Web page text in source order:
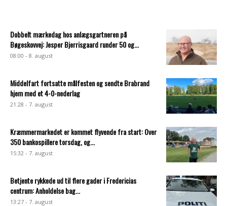
Dobbelt mærkedag hos anlægsgartneren på
Bøgeskovvej: Jesper Bjerrisgaard runder 50 og...
08:00 - 8. august
Middelfart fortsatte målfesten og sendte Brabrand
hjem med et 4-0-nederlag
21:28 - 7. august
Kræmmermarkedet er kommet flyvende fra start: Over
350 bankospillere torsdag, og...
15:32 - 7. august
Betjente rykkede ud til flere gader i Fredericias
centrum: Anholdelse bag...
13:27 - 7. august